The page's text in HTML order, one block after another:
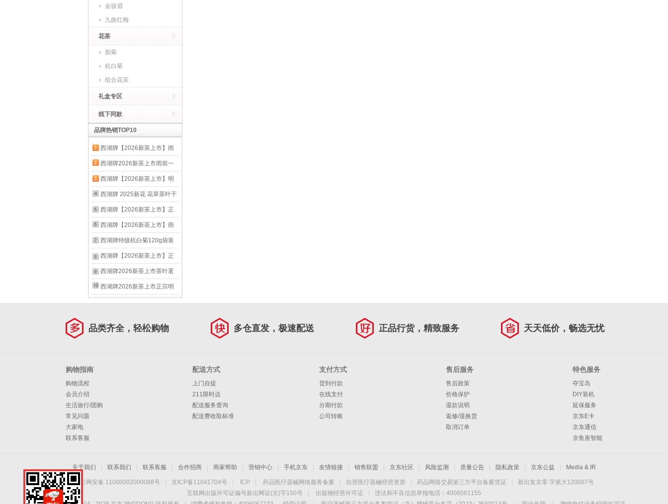
金骏眉
九曲红梅
花茶
胎菊
杭白菊
组合花茶
礼盒专区
线下同款
品牌热销TOP10
西湖牌【2026新茶上市】雨
前浓香龙井茶叶250g传统纸
包春茶绿茶
西湖牌2026新茶上市雨前一
级龙井茶叶传统纸包250g春
茶绿茶自己喝送礼
西湖牌【2026新茶上市】明
前特级精选龙井茶叶爆款绿茶
春茶送礼自己喝 实惠装250g
西湖牌 2025新花 花草茶叶干
花 菊花茶杭白菊70g罐装茶包
大份量 70g罐装
西湖牌【2026新茶上市】正
宗雨前浓香龙井茶叶250g纸
包装春茶绿茶茗茶
西湖牌【2026新茶上市】雨
前浓香龙井茶叶共500g纸包
装春茶绿茶自己喝
西湖牌特级杭白菊120g袋装
菊花茶杭州茶厂自己喝送礼便
携装
西湖牌【2026新茶上市】正
宗雨前二级龙井叶250g纸包
装春茶绿茶自己喝
西湖牌2026新茶上市茶叶茗
茶绿茶雨前一级龙井茶罐装
西湖牌2026新茶上市正宗明
品类齐全，轻松购物 多仓直发，极速配送 正品行货，精致服务 天天低价，畅选无忧
购物指南
购物流程
会员介绍
生活旅行/团购
常见问题
大家电
联系客服
配送方式
上门自提
211限时达
配送服务查询
配送费收取标准
支付方式
货到付款
在线支付
分期付款
公司转账
售后服务
售后政策
价格保护
退款说明
返修/退换货
取消订单
特色服务
夺宝岛
DIY装机
延保服务
京东E卡
京东通信
京鱼座智能
关于我们 联系我们 联系客服 合作招商 商家帮助 营销中心 手机京东 友情链接 销售联盟 京东社区 风险监测 质量公告 隐私政策 京东公益 Media & IR
京公网安备 11000002000088号 京ICP备11041704号 ICP 药品医疗器械网络服务备案 自营医疗器械经营资质 药品网络交易第三方平台备案凭证
新出发京零 字第大120007号
互联网出版许可证编号新出网证(京)字150号
出版物经营许可证
违法和不良信息举报电话：4006561155